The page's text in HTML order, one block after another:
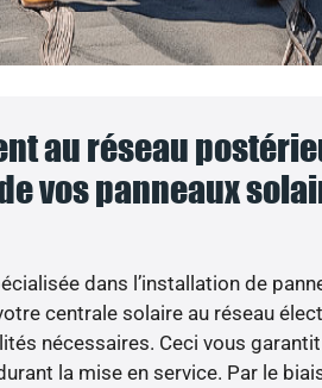
au réseau
vos panneaux
dans l’installation de
centrale solaire au réseau
nécessaires. Ceci vous
la mise en service. Par le